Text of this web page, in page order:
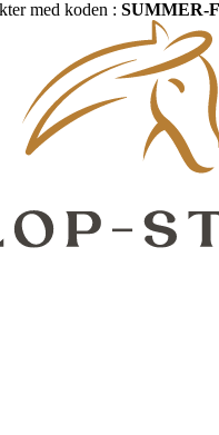
med koden : SUMMER-